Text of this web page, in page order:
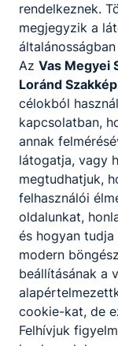
képesség.
A
vezető
az
árut
rendelkeznek.
megjegyzik a
Az Vas Megyei
Loránd
célokból
kapcsolatban,
annak
látogatja, vagy
megtudhatjuk,
felhasználói
oldalunkat,
és hogyan
modern
beállításának a
cookie-kat, de
Felhívjuk